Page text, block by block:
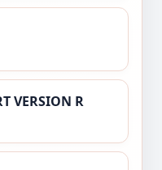
VERSION R